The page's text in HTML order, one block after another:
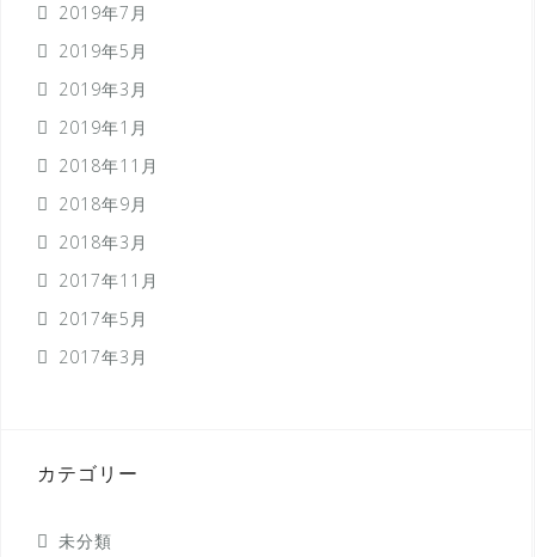
2019年7月
2019年5月
2019年3月
2019年1月
2018年11月
2018年9月
2018年3月
2017年11月
2017年5月
2017年3月
カテゴリー
未分類